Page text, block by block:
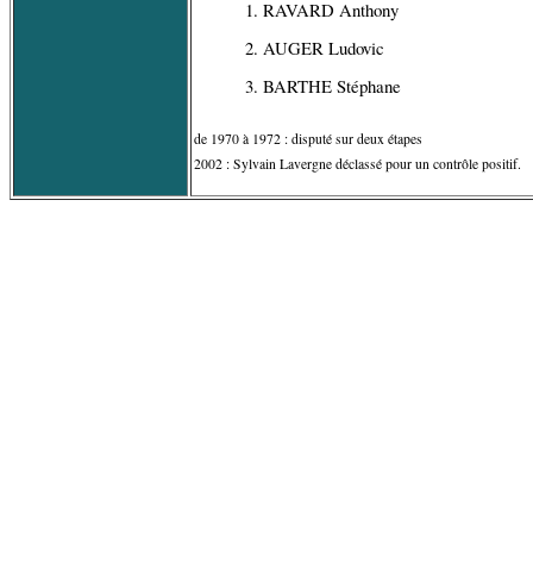
1. RAVARD Anthony
2. AUGER Ludovic
3. BARTHE Stéphane
de 1970 à 1972 : disputé sur deux étapes
2002 : Sylvain Lavergne déclassé pour un contrôle positif.